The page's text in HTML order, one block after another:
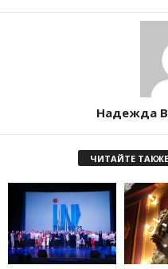
Надежда
ЧИТАЙТЕ ТАКЖЕ